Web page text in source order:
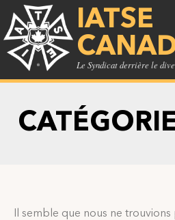
IATSE
Le Syndicat derrière le
Il semble que nous ne trouvions